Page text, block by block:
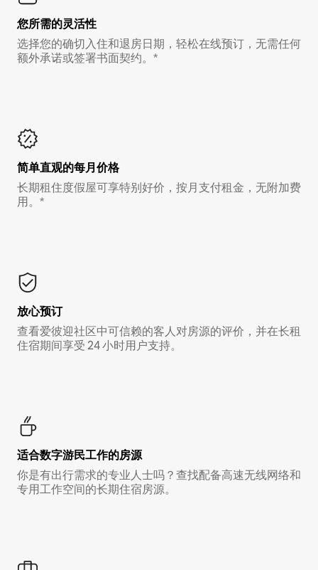
您所需的灵活性
选择您的确切入住和退房日期，轻松在线预订，无需任何
额外承诺或签署书面契约。*
简单直观的每月价格
长期租住度假屋可享特别好价，按月支付租金，无附加费
用。*
放心预订
查看爱彼迎社区中可信赖的客人对房源的评价，并在长租
住宿期间享受 24 小时用户支持。
适合数字游民工作的房源
你是有出行需求的专业人士吗？查找配备高速无线网络和
专用工作空间的长期住宿房源。